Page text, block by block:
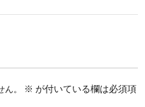
。 ※ が付いている欄は必須項